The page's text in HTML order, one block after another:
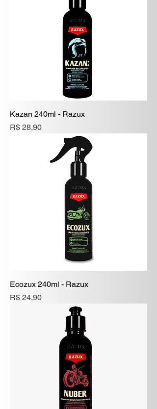
Kazan 240ml - Razux
Preço
R$ 28,90
Ecozux 240ml - Razux
Preço
R$ 24,90